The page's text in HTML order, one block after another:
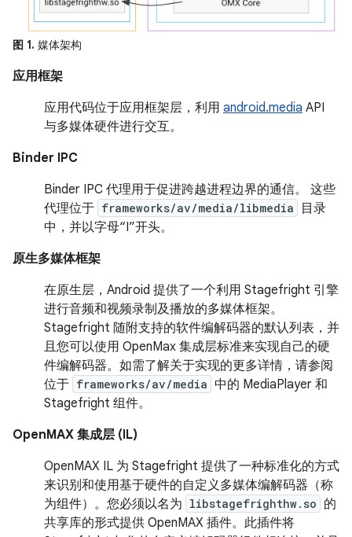
图 1. 媒体架构
应用框架
应用代码位于应用框架层，利用 android.media API
与多媒体硬件进行交互。
Binder IPC
Binder IPC 代理用于促进跨越进程边界的通信。 这些
代理位于 frameworks/av/media/libmedia
目录
中，并以字母“I”开头。
原生多媒体框架
在原生层，Android 提供了一个利用 Stagefright 引擎
进行音频和视频录制及播放的多媒体框架。
Stagefright 随附支持的软件编解码器的默认列表，并
且您可以使用 OpenMax 集成层标准来实现自己的硬
件编解码器。如需了解关于实现的更多详情，请参阅
位于 frameworks/av/media 中的 MediaPlayer 和
Stagefright 组件。
OpenMAX 集成层 (IL)
OpenMAX IL 为 Stagefright 提供了一种标准化的方式
来识别和使用基于硬件的自定义多媒体编解码器（称
为组件）。您必须以名为 libstagefrighthw.so 的
共享库的形式提供 OpenMAX 插件。此插件将